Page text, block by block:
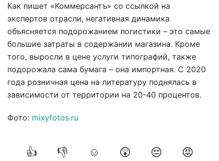
Как пишет «Коммерсантъ» со ссылкой на
экспертов отрасли, негативная динамика
объясняется подорожанием логистики – это самые
большие затраты в содержании магазина. Кроме
того, выросли в цене услуги типографий, также
подорожала сама бумага – она импортная. С 2020
года розничная цена на литературу поднялась в
зависимости от территории на 20-40 процентов.
Фото: mixyfotos.ru
👍 👎 ☺️ 😲 😔 😡